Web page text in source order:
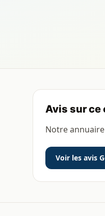
Avis sur ce
Notre
Voir les avis